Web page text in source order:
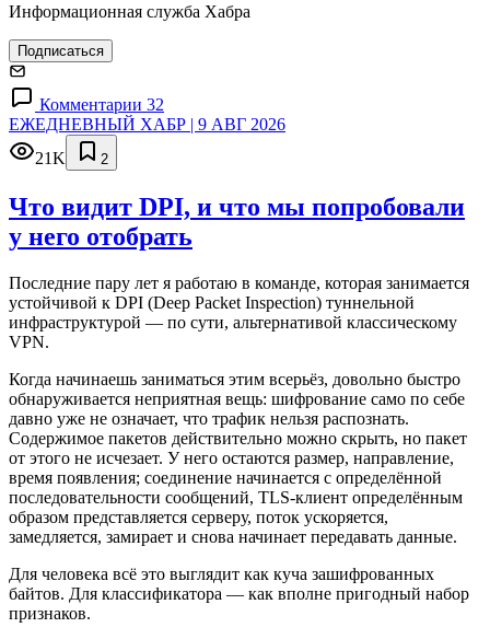
Информационная служба Хабра
Подписаться
Комментарии 32
ЕЖЕДНЕВНЫЙ ХАБР | 9 АВГ 2026
21K
2
Что видит DPI, и что мы попробовали
у него отобрать
Последние пару лет я работаю в команде, которая занимается
устойчивой к DPI (Deep Packet Inspection) туннельной
инфраструктурой — по сути, альтернативой классическому
VPN.
Когда начинаешь заниматься этим всерьёз, довольно быстро
обнаруживается неприятная вещь: шифрование само по себе
давно уже не означает, что трафик нельзя распознать.
Содержимое пакетов действительно можно скрыть, но пакет
от этого не исчезает. У него остаются размер, направление,
время появления; соединение начинается с определённой
последовательности сообщений, TLS-клиент определённым
образом представляется серверу, поток ускоряется,
замедляется, замирает и снова начинает передавать данные.
Для человека всё это выглядит как куча зашифрованных
байтов. Для классификатора — как вполне пригодный набор
признаков.